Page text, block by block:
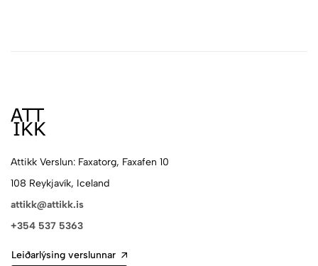
Attikk Verslun: Faxatorg, Faxafen 10
108 Reykjavík, Iceland
attikk@attikk.is
+354 537 5363
Leiðarlýsing verslunnar